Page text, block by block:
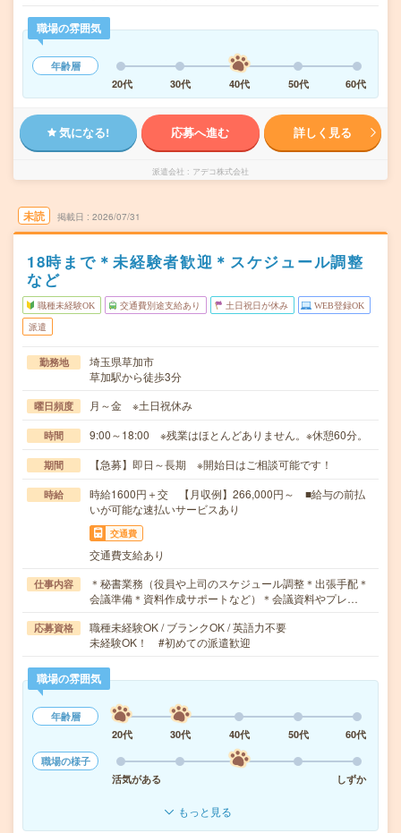
職場の雰囲気
年齢層
20代
30代 40代 50代 60代
気になる! 応募へ進む 詳しく見る
派遣会社 アデコ株式会社
未読 掲載日 2026/07/31
18時まで＊未経験者歓迎＊スケジュール調整
など
職種未経験OK 交通費別途支給あり 土日祝日が休み WEB登録OK
派遣
勤務地
埼玉県草加市
草加駅から徒歩3分
曜日頻度 月～金 ※土日祝休み
時間 9:00～18:00 ※残業はほとんどありません。※休憩60分。
期間 【急募】即日～長期 ※開始日はご相談可能です！
時給
時給1600円＋交 【月収例】266,000円～ ■給与の前払
いが可能な速払いサービスあり
交通費
交通費支給あり
仕事内容
＊秘書業務（役員や上司のスケジュール調整＊出張手配＊
会議準備＊資料作成サポートなど）＊会議資料やプレ…
応募資格
職種未経験OK / ブランクOK / 英語力不要
未経験OK！ #初めての派遣歓迎
職場の雰囲気
年齢層
20代
30代 40代 50代
60代
職場の様子
活気がある
しずか
もっと見る